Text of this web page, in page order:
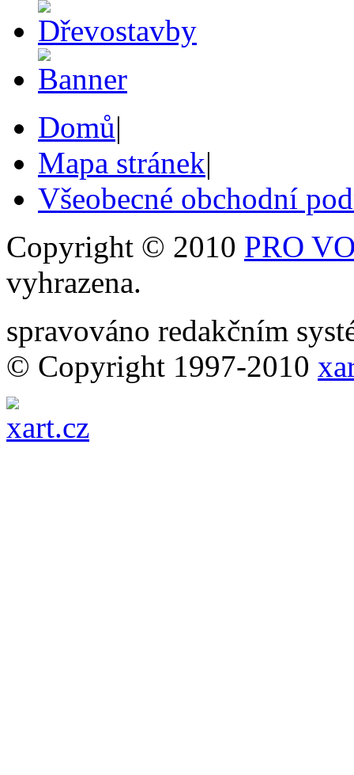
Domů|
Mapa stránek|
Všeobecné obchodní
Copyright © 2010 PRO
vyhrazena.
spravováno redakčním
© Copyright 1997-2010